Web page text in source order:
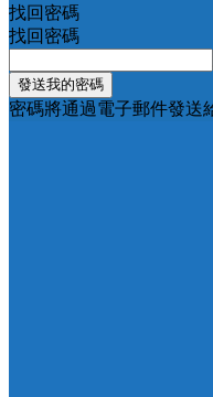
找回密碼
找回密碼
密碼將通過電子郵件發送